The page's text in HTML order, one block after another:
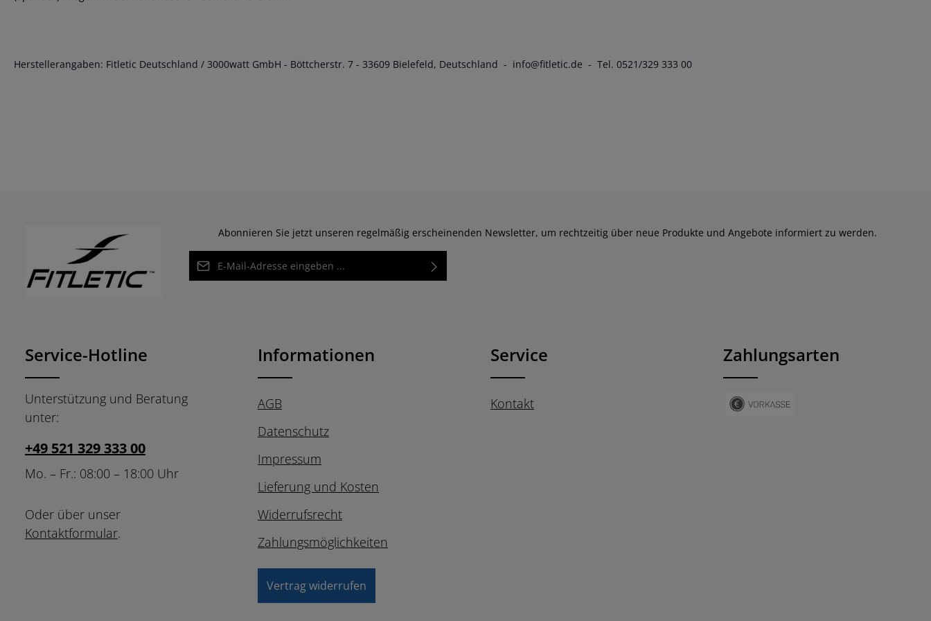
Herstellerangaben: Fitletic Deutschland / 3000watt GmbH - Böttcherstr. 7 - 33609 Bielefeld, Deutschland - info@fitletic.de - Tel. 0521/329 333 00
Abonnieren Sie jetzt unseren regelmäßig erscheinenden Newsletter, um rechtzeitig über neue Produkte und Angebote informiert zu werden.
Service-Hotline
Unterstützung und Beratung
unter:
+49 521 329 333 00
Mo. – Fr.: 08:00 – 18:00 Uhr
Oder über unser
Kontaktformular.
Informationen
AGB
Datenschutz
Impressum
Lieferung und Kosten
Widerrufsrecht
Zahlungsmöglichkeiten
Vertrag widerrufen
Service
Kontakt
Zahlungsarten